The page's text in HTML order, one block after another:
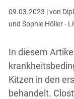
09.03.2023 | von
und Sophie Höller -
In diesem
Kitzen in den
behandelt.